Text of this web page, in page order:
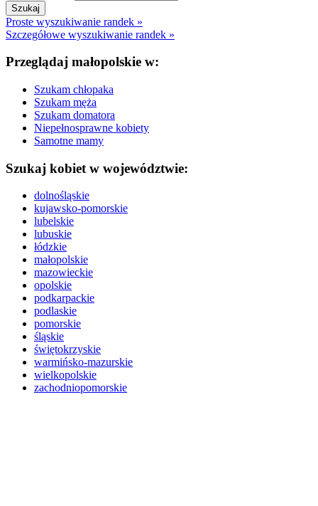
Proste wyszukiwanie randek »
Szczegółowe wyszukiwanie randek »
Przeglądaj małopolskie w:
Szukam chłopaka
Szukam męża
Szukam domatora
Niepełnosprawne kobiety
Samotne mamy
Szukaj kobiet w województwie:
dolnośląskie
kujawsko-pomorskie
lubelskie
lubuskie
łódzkie
małopolskie
mazowieckie
opolskie
podkarpackie
podlaskie
pomorskie
śląskie
świętokrzyskie
warmińsko-mazurskie
wielkopolskie
zachodniopomorskie